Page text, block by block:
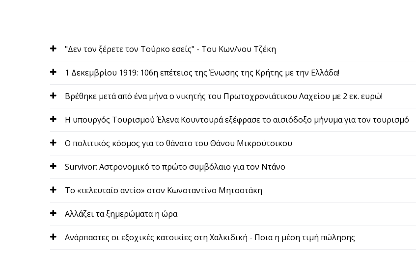
"Δεν τον ξέρετε τον Τούρκο εσείς" - Του Κων/νου Τζέκη
1 Δεκεμβρίου 1919: 106η επέτειος της Ένωσης της Κρήτης με την Ελλάδα!
Bρέθηκε μετά από ένα μήνα ο νικητής του Πρωτοχρονιάτικου Λαχείου με 2 εκ. ευρώ!
H υπουργός Τουρισμού Έλενα Κουντουρά εξέφρασε το αισιόδοξο μήνυμα για τον τουρισμό
O πολιτικός κόσμος για το θάνατο του Θάνου Μικρούτσικου
Survivor: Αστρονομικό το πρώτο συμβόλαιο για τον Ντάνο
Tο «τελευταίο αντίο» στον Κωνσταντίνο Μητσοτάκη
Αλλάζει τα ξημερώματα η ώρα
Ανάρπαστες οι εξοχικές κατοικίες στη Χαλκιδική - Ποια η μέση τιμή πώλησης